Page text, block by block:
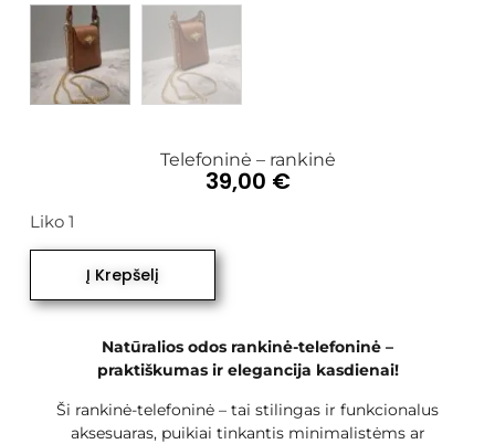
Telefoninė – rankinė
Natūralios odos rankinė-telefoninė –
praktiškumas ir elegancija kasdienai!
Ši rankinė-telefoninė – tai stilingas ir funkcionalus
aksesuaras, puikiai tinkantis minimalistėms ar
39,00 €
Liko 1
Į Krepšelį